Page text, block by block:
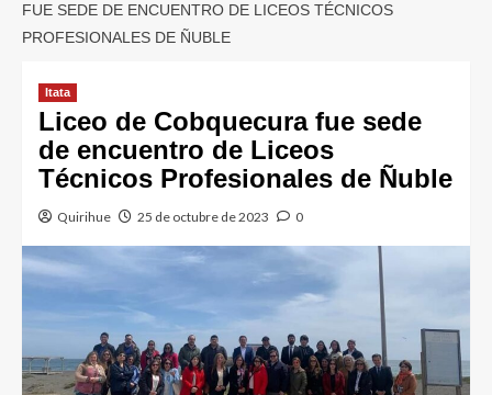
FUE SEDE DE ENCUENTRO DE LICEOS TÉCNICOS
PROFESIONALES DE ÑUBLE
Itata
Liceo de Cobquecura fue sede
de encuentro de Liceos
Técnicos Profesionales de Ñuble
Quirihue 25 de octubre de 2023 0